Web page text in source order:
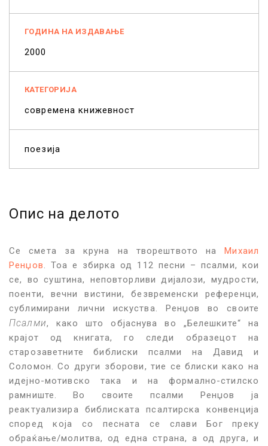
ГОДИНА НА ИЗДАВАЊЕ
2000
КАТЕГОРИЈА
современа книжевност
поезија
Опис на делото
Се смета за круна на творештвото наМихаил
Ренџов . Тоа е збирка од 112 песни – псалми, кои
се, во суштина, неповторливи дијалози, мудрости,
поенти, вечни вистини, безвременски референци,
сублимирани лични искуства. Ренџов во своите
Псалми, како што објаснува во „Белешките“ на
крајот од книгата, го следи образецот на
старозаветните библиски псалми на Давид и
Соломон. Со други зборови, тие се блиски како на
идејно-мотивско така и на формално-стилско
рамниште. Во своите псалми Ренџов ја
реактуализира библиската псалтирска конвенција
според која со песната се слави Бог преку
обраќање/молитва, од една страна, а од друга, и